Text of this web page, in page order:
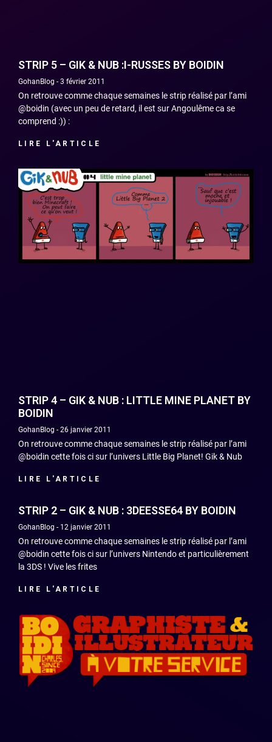
STRIP 5 – GIK & NUB :I-RUSSES BY BOIDIN
GohanBlog 3 février 2011
On retrouve comme chaque semaines le strip réalisé par l’ami
@boidin (avec un peu de retard, il est sur Angoulême ca se
comprend :)) :
LIRE L'ARTICLE
STRIP 4 – GIK & NUB : LITTLE MINE PLANET BY
BOIDIN
GohanBlog 26 janvier 2011
On retrouve comme chaque semaines le strip réalisé par l’ami
@boidin cette fois ci sur l’univers Little Big Planet! Gik & Nub
LIRE L'ARTICLE
STRIP 2 – GIK & NUB : 3DEESSE64 BY BOIDIN
GohanBlog 12 janvier 2011
On retrouve comme chaque semaines le strip réalisé par l’ami
@boidin cette fois ci sur l’univers Nintendo et particulièrement
la 3DS ! Vive les frites
LIRE L'ARTICLE